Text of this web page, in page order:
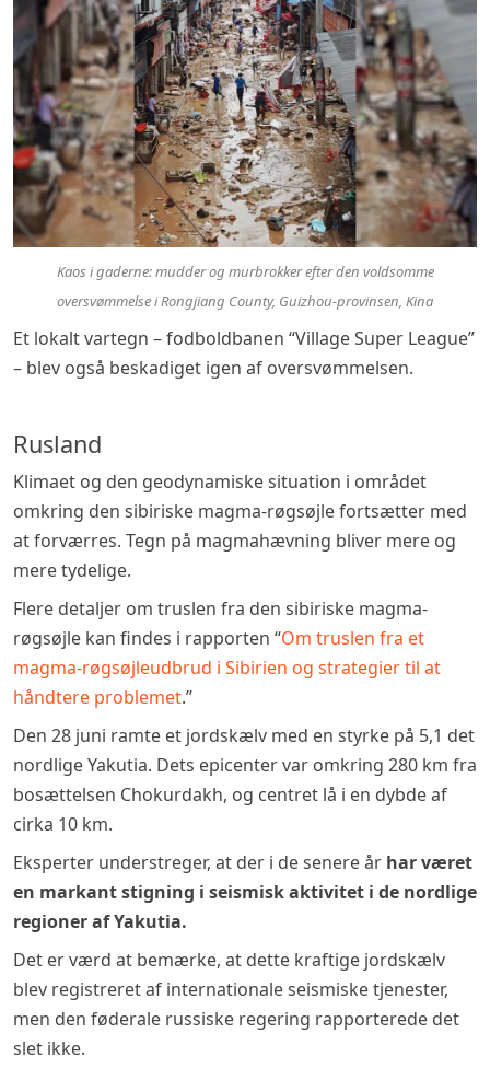
Kaos i gaderne: mudder og murbrokker efter den voldsomme
oversvømmelse i Rongjiang County, Guizhou-provinsen, Kina
Et lokalt vartegn – fodboldbanen “Village Super League”
– blev også beskadiget igen af oversvømmelsen.
Rusland
Klimaet og den geodynamiske situation i området
omkring den sibiriske magma-røgsøjle fortsætter med
at forværres. Tegn på magmahævning bliver mere og
mere tydelige.
Flere detaljer om truslen fra den sibiriske magma-
røgsøjle kan findes i rapporten “Om truslen fra et
magma-røgsøjleudbrud i Sibirien og strategier til at
håndtere problemet.”
Den 28 juni ramte et jordskælv med en styrke på 5,1 det
nordlige Yakutia. Dets epicenter var omkring 280 km fra
bosættelsen Chokurdakh, og centret lå i en dybde af
cirka 10 km.
Eksperter understreger, at der i de senere år har været
en markant stigning i seismisk aktivitet i de nordlige
regioner af Yakutia.
Det er værd at bemærke, at dette kraftige jordskælv
blev registreret af internationale seismiske tjenester,
men den føderale russiske regering rapporterede det
slet ikke.